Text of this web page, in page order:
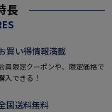
長
買い得情報満載
員限定クーポンや、限定価格で
入できる！
国送料無料